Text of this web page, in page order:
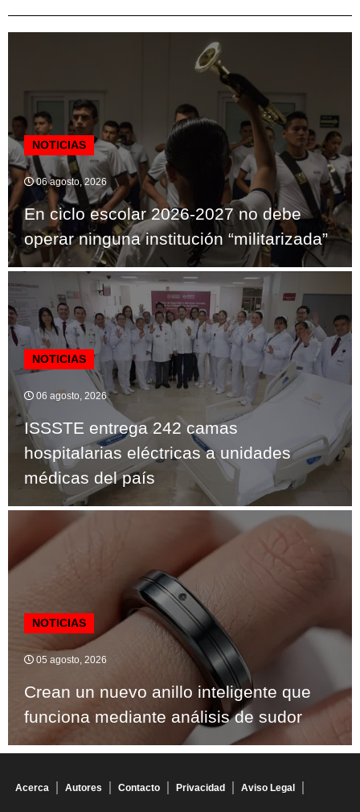
NOTICIAS
06 agosto, 2026
En ciclo escolar 2026-2027 no debe
operar ninguna institución “militarizada”
NOTICIAS
06 agosto, 2026
ISSSTE entrega 242 camas
hospitalarias eléctricas a unidades
médicas del país
NOTICIAS
05 agosto, 2026
Crean un nuevo anillo inteligente que
funciona mediante análisis de sudor
Acerca Autores Contacto Privacidad Aviso Legal